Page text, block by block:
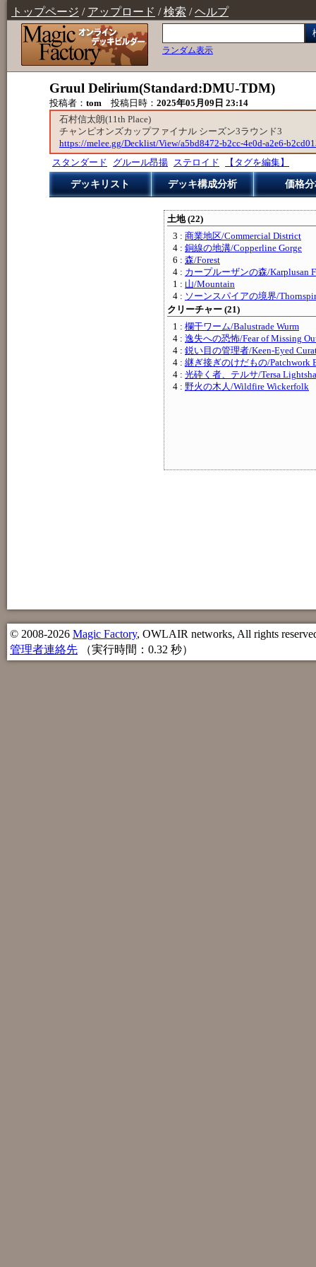
トップページ / アップロード /検索 /ヘルプ
ランダム表示
Gruul Delirium(Standard:DMU-TDM)
投稿者： tom 投稿日時： 2025年05月09日 23:14
石村信太朗(11th Place)
チャンピオンズカップファイナル シーズン3ラウンド3
https://melee.gg/Decklist/View/a5bd8472-b2cc-4e0d-a2e6-
スタンダード
グルール昂揚 ステロイド 【タグを編集】
デッキリスト デッキ構成分析 価格
土地 (22)
3 : 商業地区/Commercial District
4 : 銅線の地溝/Copperline Gorge
6 : 森/Forest
4 : カープルーザンの森/Karplusan
1 : 山/Mountain
4 : ソーンスパイアの境界/
クリーチャー (21)
1 : 欄干ワーム/Balustrade Wurm
4 : 逸失への恐怖/Fear of Missing
4 : 鋭い目の管理者/Keen-Eyed
4 : 継ぎ接ぎのけだもの/Patchwork
4 : 光砕く者、テルサ/Tersa
4 : 野火の木人/Wildfire Wickerfolk
© 2008-2026 Magic Factory, OWLAIR networks, All rights
管理者連絡先 （実行時間：0.32 秒）